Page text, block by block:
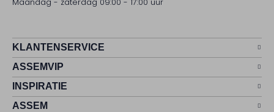
KLANTENSERVICE
ASSEMVIP
INSPIRATIE
ASSEM